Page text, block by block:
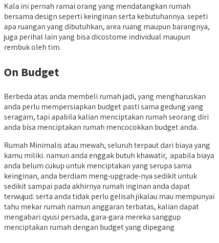
Kala ini pernah ramai orang yang mendatangkan rumah
bersama design seperti keinginan serta kebutuhannya. sepeti
apa ruangan yang dibutuhkan, area ruang maupun barangnya,
juga perihal lain yang bisa dicostome individual maupun
rembuk oleh tim.
On Budget
Berbeda atas anda membeli rumah jadi, yang mengharuskan
anda perlu mempersiapkan budget pasti sama gedung yang
seragam, tapi apabila kalian menciptakan rumah seorang diri
anda bisa menciptakan rumah mencocokkan budget anda.
Rumah Minimalis atau mewah, seluruh terpaut dari biaya yang
kamu miliki. namun anda enggak butuh khawatir, apabila biaya
anda belum cukup untuk menciptakan yang serupa sama
keinginan, anda berdiam meng-upgrade-nya sedikit untuk
sedikit sampai pada akhirnya rumah inginan anda dapat
terwujud. serta anda tidak perlu gelisah jikalau mau mempunyai
tahu mekar rumah namun anggaran terbatas, kalian dapat
mengabari qyusi persada, gara-gara mereka sanggup
menciptakan rumah dengan budget yang dipegang